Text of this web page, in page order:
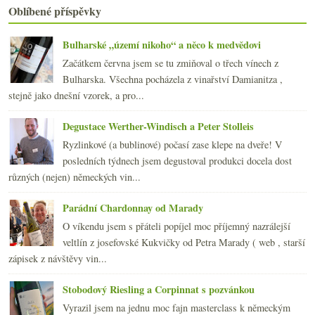
►2012(254)
►2010(249)
►2009(249)
►2008(270)
►2007(108)
Oblíbené příspěvky
Bulharské „území nikoho“ a něco k medvědovi
Začátkem června jsem se tu zmiňoval o třech vínech z
Bulharska. Všechna pocházela z vinařství Damianitza ,
stejně jako dnešní vzorek, a pro...
Degustace Werther-Windisch a Peter Stolleis
Ryzlinkové (a bublinové) počasí zase klepe na dveře! V
posledních týdnech jsem degustoval produkci docela dost
různých (nejen) německých vin...
Parádní Chardonnay od Marady
O víkendu jsem s přáteli popíjel moc příjemný nazrálejší
veltlín z josefovské Kukvičky od Petra Marady ( web , starší
zápisek z návštěvy vin...
Stobodový Riesling a Corpinnat s pozvánkou
Vyrazil jsem na jednu moc fajn masterclass k německým